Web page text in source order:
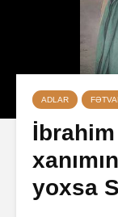
ADLAR
yoxsa